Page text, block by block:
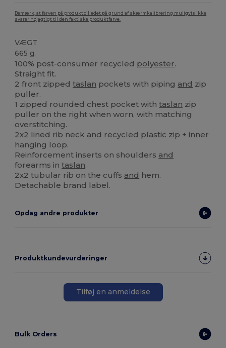
Bemærk, at farven på produktbilledet på grund af skærmkalibrering muligvis ikke
svarer nøjagtigt til den faktiske produktfarve.
VÆGT
665 g.
100% post-consumer recycled polyester.
Straight fit.
2 front zippedtaslan pockets with piping and zip
puller.
1 zipped rounded chest pocket withtaslan zip
puller on the right when worn, with matching
overstitching.
2x2 lined rib neck and recycled plastic zip + inner
hanging loop.
Reinforcement inserts on shoulders and
forearms intaslan.
2x2 tubular rib on the cuffs and hem.
Detachable brand label.
Opdag andre produkter
Produktkundevurderinger
Tilføj en anmeldelse
Bulk Orders